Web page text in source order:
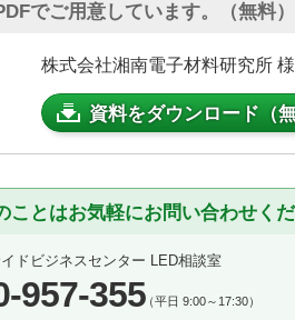
でご用意しています。（無料）
株式会社湘南電子材料研究所
資料をダウンロード（無
ことはお気軽にお問い合わせくだ
ドビジネスセンター LED相談室
957-355（平日 9:00～17:30）